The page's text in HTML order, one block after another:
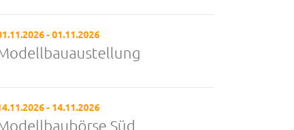
- 01.11.2026
- 14.11.2026
Süd